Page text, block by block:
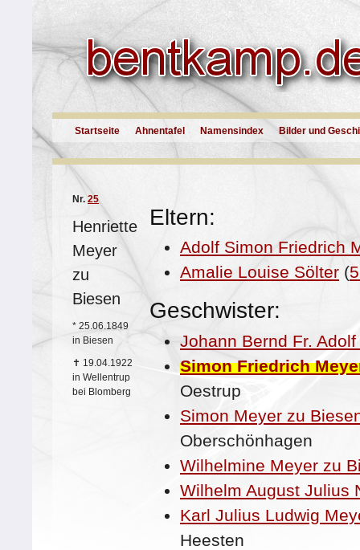
Startseite Ahnentafel Namensindex Bilder und
Nr. 25
Henriette
Meyer
zu
Biesen
* 25.06.1849
in Biesen
✝ 19.04.1922
in Wellentrup
bei Blomberg
Eltern:
Adolf Simon Friedrich
Amalie Louise Sölter (
Geschwister:
Johann Bernd Fr.
Simon Friedrich
Oestrup
Simon Meyer zu
Oberschönhagen
Wilhelmine Meyer zu
Wilhelm August Julius
Karl Julius Ludwig
Heesten